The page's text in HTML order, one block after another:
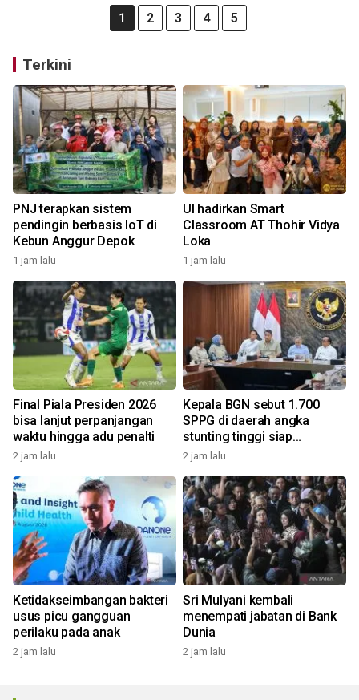
1 2 3 4 5
Terkini
PNJ terapkan sistem
pendingin berbasis IoT di
Kebun Anggur Depok
1 jam lalu
UI hadirkan Smart
Classroom AT Thohir Vidya
Loka
1 jam lalu
Final Piala Presiden 2026
bisa lanjut perpanjangan
waktu hingga adu penalti
2 jam lalu
Kepala BGN sebut 1.700
SPPG di daerah angka
stunting tinggi siap
beroperasi
2 jam lalu
Ketidakseimbangan bakteri
usus picu gangguan
perilaku pada anak
2 jam lalu
Sri Mulyani kembali
menempati jabatan di Bank
Dunia
2 jam lalu